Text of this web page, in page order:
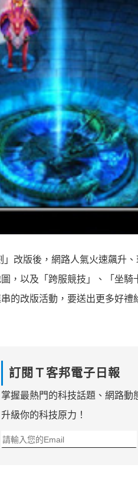
改版後，網路人氣火速飆升
，以及「跨服競技」、「坐騎
的改版活動，要送出更多好禮
訂閱Ｔ客邦電子日報
掌握最熱門的科技話題、網路動
升級你的科技原力！